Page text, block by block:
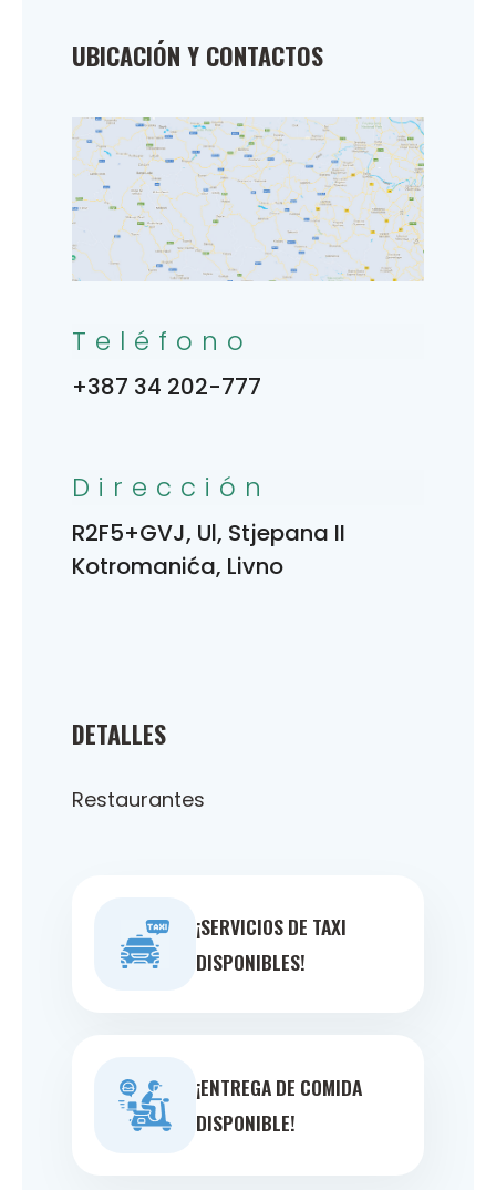
DETALLES
Restaurantes
¡SERVICIOS DE TAXI
DISPONIBLES!
¡ENTREGA DE COMIDA
DISPONIBLE!
UBICACIÓN Y CONTACTOS
Teléfono
+387 34 202-777
Dirección
R2F5+GVJ, Ul, Stjepana II
Kotromanića, Livno